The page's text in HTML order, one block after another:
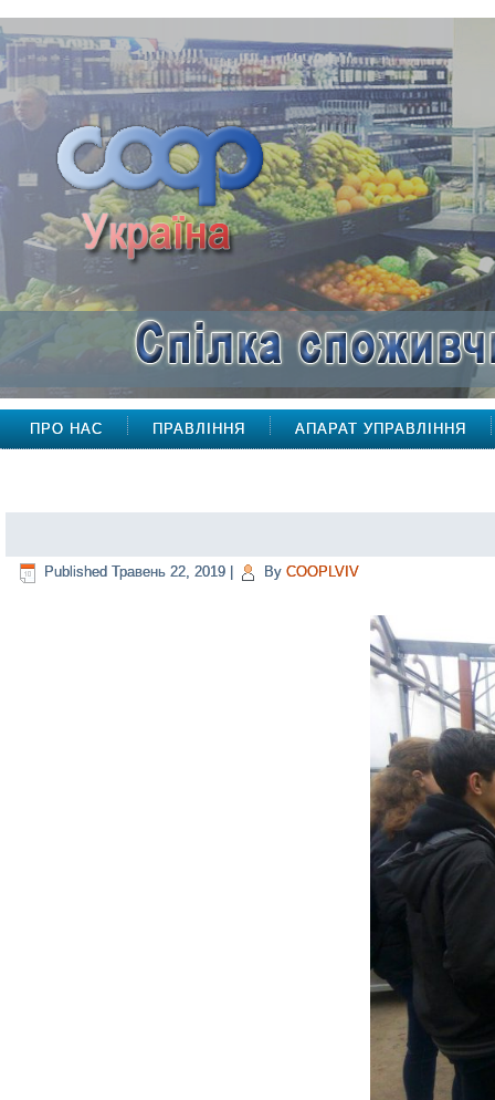
ПРО НАС ПРАВЛІННЯ АПАРАТ УПРАВЛІННЯ
Published Травень 22, 2019 By COOPLVIV